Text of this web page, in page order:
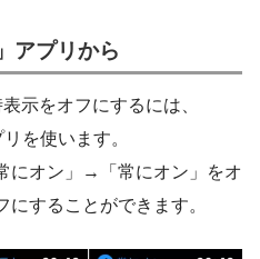
アプリから
示をオフにするには、
を使います。
にオン」→「常にオン」をオ
することができます。